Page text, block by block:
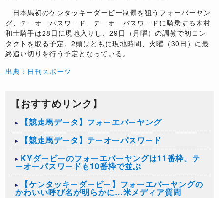
日本馬初のケンタッキーダービー制覇を狙うフォーバーヤン
グ、テーオーパスワード。テーオーパスワードに騎乗する木村
和士騎手は28日に現地入りし、29日（月曜）の調教で初コン
タクトを取る予定。2頭はともに現地時間、火曜（30日）に最
終追い切りを行う予定となっている。
出典：日刊スポーツ
【おすすめリンク】
【競走馬データ】フォーエバーヤング
【競走馬データ】テーオーパスワード
KYダービーのフォーエバーヤングは11番枠、テ
ーオーパスワードも10番枠で並ぶ
【ケンタッキーダービー】フォーエバーヤングの
かわいい呼び名が明らかに…米メディア質問